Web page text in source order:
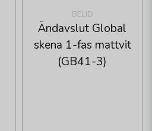
BELID
Ändavslut Global
skena 1-fas mattvit
(GB41-3)